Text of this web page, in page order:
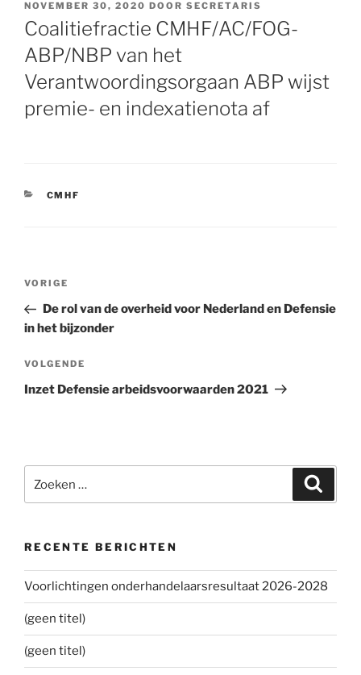
GEPLAATST
OP
NOVEMBER 30, 2020 DOOR SECRETARIS
Coalitiefractie CMHF/AC/FOG-
ABP/NBP van het
Verantwoordingsorgaan ABP wijst
premie- en indexatienota af
CATEGORIEËN
CMHF
Bericht
Vorig
bericht
VORIGE
De rol van de overheid voor Nederland en Defensie
in het bijzonder
Volgend
bericht
VOLGENDE
Inzet Defensie arbeidsvoorwaarden 2021
naar:
RECENTE BERICHTEN
Voorlichtingen onderhandelaarsresultaat 2026-2028
(geen titel)
(geen titel)